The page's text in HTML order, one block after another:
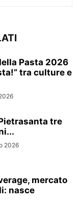
Pasta 2026
tra culture e
tre
2026
mercato
nasce